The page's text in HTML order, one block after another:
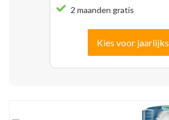
2 maanden gratis
Kies voor jaarlijks